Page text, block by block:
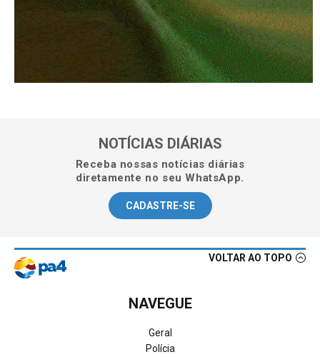
NOTÍCIAS DIÁRIAS
Receba nossas notícias diárias
diretamente no seu WhatsApp.
CADASTRE-SE
VOLTAR AO TOPO
NAVEGUE
Geral
Polícia